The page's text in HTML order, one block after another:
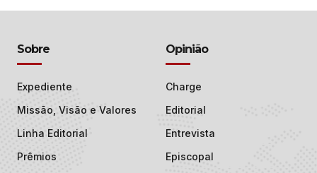
Sobre
Expediente
Missão, Visão e Valores
Linha Editorial
Prêmios
Opinião
Charge
Editorial
Entrevista
Episcopal